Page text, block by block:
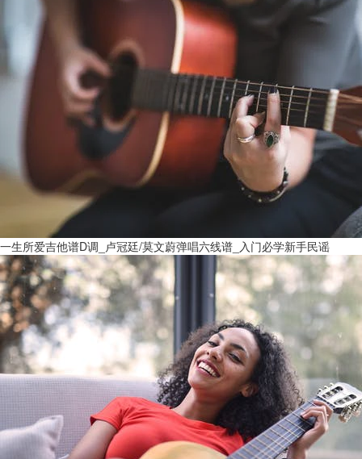
一生所爱吉他谱D调_卢冠廷/莫文蔚弹唱六线谱_入门必学新手民谣